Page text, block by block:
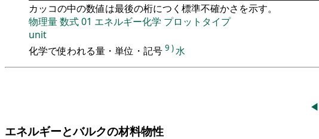
カッコの中の数値は最後の桁につく標準不確かさを示す。
物理量数式01 エネルギー化学 プロットタイプ
unit
化学で使われる量・単位・記号 9 )水
◀
エネルギーとバルクの材料物性